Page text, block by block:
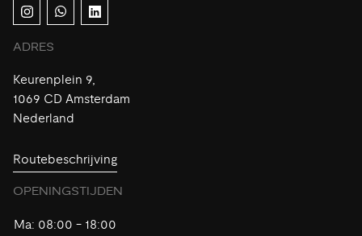
ADRES
Keurenplein 9,
1069 CD Amsterdam
Nederland
Routebeschrijving
OPENINGSTIJDEN
Ma: 08:00 - 18:00